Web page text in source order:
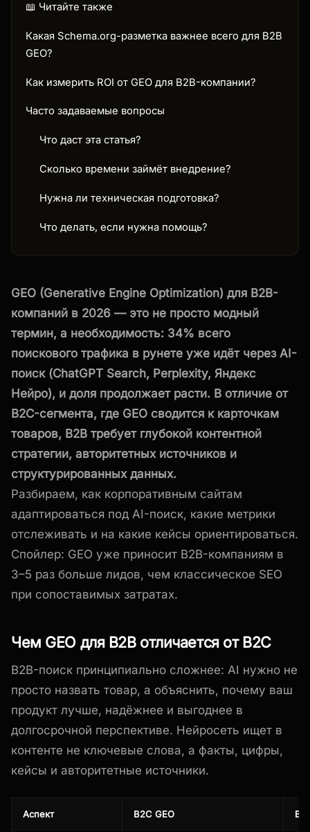
📖 Читайте также
Какая Schema.org-разметка важнее всего для B2B
GEO?
Как измерить ROI от GEO для B2B-компании?
Часто задаваемые вопросы
Что даст эта статья?
Сколько времени займёт внедрение?
Нужна ли техническая подготовка?
Что делать, если нужна помощь?
GEO (Generative Engine Optimization) для B2B-
компаний в 2026 — это не просто модный
термин, а необходимость: 34% всего
поискового трафика в рунете уже идёт через AI-
поиск (ChatGPT Search, Perplexity, Яндекс
Нейро), и доля продолжает расти. В отличие от
B2C-сегмента, где GEO сводится к карточкам
товаров, B2B требует глубокой контентной
стратегии, авторитетных источников и
структурированных данных.
Разбираем, как корпоративным сайтам
адаптироваться под AI-поиск, какие метрики
отслеживать и на какие кейсы ориентироваться.
Спойлер: GEO уже приносит B2B-компаниям в
3–5 раз больше лидов, чем классическое SEO
при сопоставимых затратах.
Чем GEO для B2B отличается от B2C
B2B-поиск принципиально сложнее: AI нужно не
просто назвать товар, а объяснить, почему ваш
продукт лучше, надёжнее и выгоднее в
долгосрочной перспективе. Нейросеть ищет в
контенте не ключевые слова, а факты, цифры,
кейсы и авторитетные источники.
Аспект B2C GEO